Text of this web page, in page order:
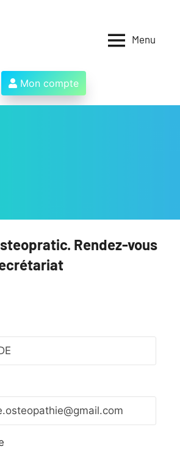
des
ostéopathes
et
Menu
Mon compte
Rendez-vous